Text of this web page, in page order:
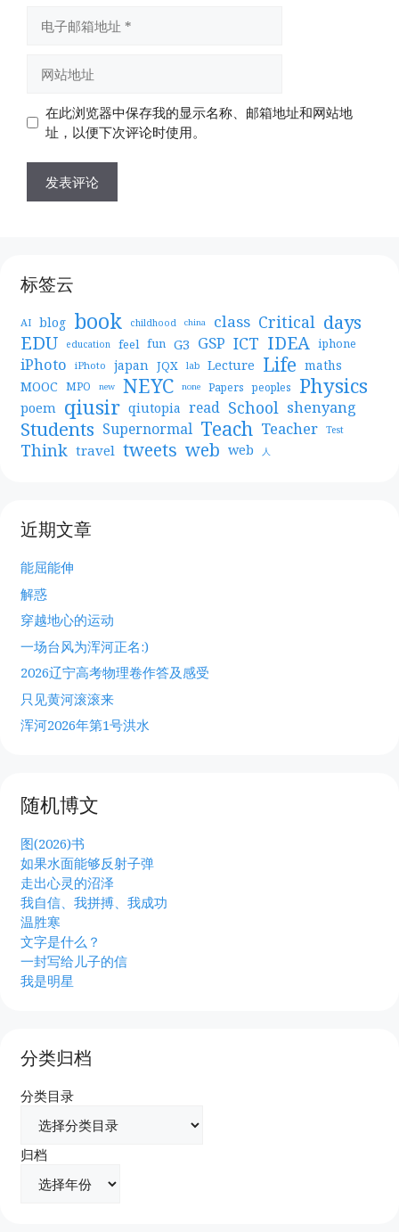
址
址
在此浏览器中保存我的显示名称、邮箱地址和网站地
址，以便下次评论时使用。
标签云
AI blog book childhood china class Critical days
EDU education feel fun G3 GSP ICT IDEA iphone
iPhoto iPhoto japan JQX lab Lecture Life maths
MOOC MPO new NEYC none Papers peoples Physics
poem qiusir qiutopia read School shenyang
Students Supernormal Teach Teacher Test
Think travel tweets web web 人
近期文章
能屈能伸
解惑
穿越地心的运动
一场台风为浑河正名:)
2026辽宁高考物理卷作答及感受
只见黄河滚滚来
浑河2026年第1号洪水
随机博文
图(2026)书
如果水面能够反射子弹
走出心灵的沼泽
我自信、我拼搏、我成功
温胜寒
文字是什么？
一封写给儿子的信
我是明星
分类归档
分类目录
归档